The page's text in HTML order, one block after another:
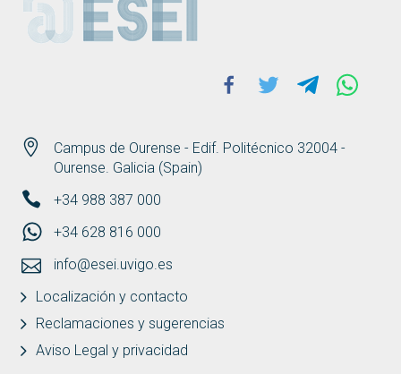
Campus de Ourense - Edif. Politécnico 32004 -
Ourense. Galicia (Spain)
+34 988 387 000
+34 628 816 000
info@esei.uvigo.es
Localización y contacto
Reclamaciones y sugerencias
Aviso Legal y privacidad
Facebook
Twitter Telegram